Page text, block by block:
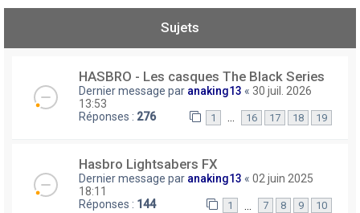
Sujets
HASBRO - Les casques The Black Series
Dernier message par anaking13 « 30 juil. 2026
13:53
Réponses : 276 1 … 16 17 18 19
Hasbro Lightsabers FX
Dernier message par anaking13 « 02 juin 2025
18:11
Réponses : 144 1 7 8 9 10